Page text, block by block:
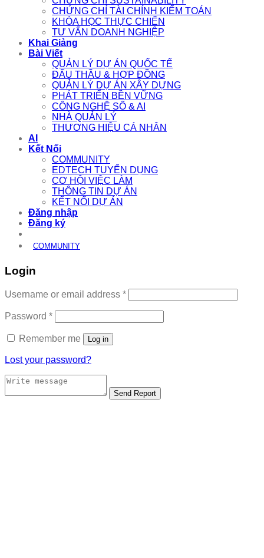
CHỨNG CHỈ TÀI CHÍNH KIỂM TOÁN
KHÓA HỌC THỰC CHIẾN
TƯ VẤN DOANH NGHIỆP
Khai Giảng
Bài Viết
QUẢN LÝ DỰ ÁN QUỐC TẾ
ĐẤU THẦU & HỢP ĐỒNG
QUẢN LÝ DỰ ÁN XÂY DỰNG
PHÁT TRIỂN BỀN VỮNG
CÔNG NGHỆ SỐ & AI
NHÀ QUẢN LÝ
THƯƠNG HIỆU CÁ NHÂN
AI
Kết Nối
COMMUNITY
EDTECH TUYỂN DỤNG
CƠ HỘI VIỆC LÀM
THÔNG TIN DỰ ÁN
KẾT NỐI DỰ ÁN
Đăng nhập
Đăng ký
COMMUNITY
Login
Username or email address *Required
Password *Required
Remember me Log in
Lost your password?